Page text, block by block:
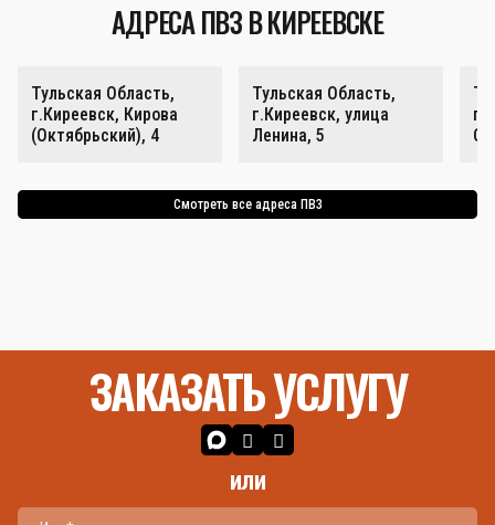
АДРЕСА ПВЗ В КИРЕЕВСКЕ
Тульская Область,
г.Киреевск, Кирова
(Октябрьский), 4
Тульская Область,
г.Киреевск, улица
Ленина, 5
Смотреть все адреса ПВЗ
ЗАКАЗАТЬ УСЛУГУ
или